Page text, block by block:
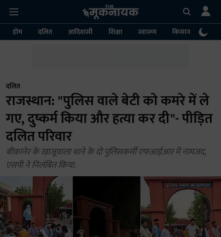
होम दलित आदिवासी शिक्षा स्वास्थ्य किसान
दलित
राजस्थान: "पुलिस वाले बेटी को कमरे में ले
गए, दुष्कर्म किया और हत्या कर दी"- पीड़ित
दलित परिवार
बीकानेर के खाजूवाला थाने के दो पुलिसकर्मी एफआईआर में नामजद,
एसपी ने निलंबित किया.